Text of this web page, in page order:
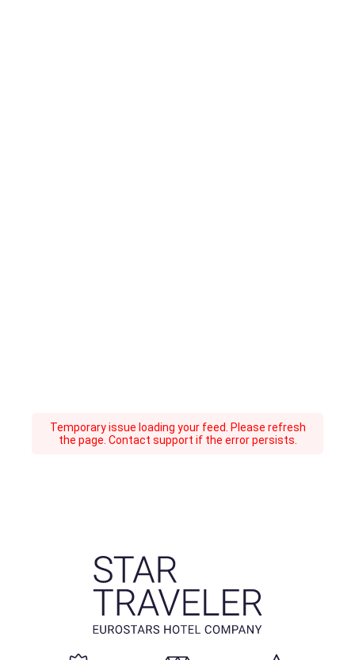
Temporary issue loading your feed. Please refresh
the page. Contact support if the error persists.